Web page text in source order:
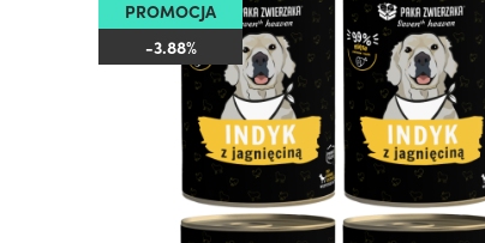
PROMOCJA
-3.88%